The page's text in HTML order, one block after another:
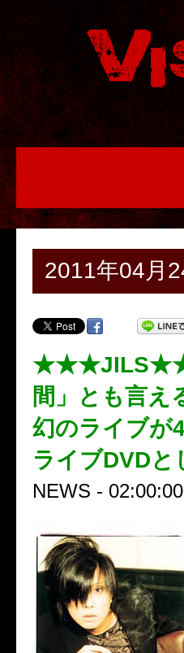
2011年04月
間」とも言え
幻のライブが
ライブDVDと
NEWS - 02:00:00